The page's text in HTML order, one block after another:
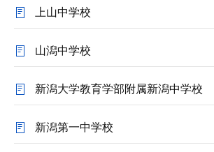
上山中学校
山潟中学校
新潟大学教育学部附属新潟中学校
新潟第一中学校